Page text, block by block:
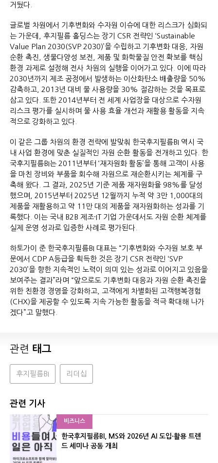
거뒀다.
글로벌 차원에서 기후변화와 수자원 이슈에 대한 리스크가 심화되
는 가운데, 후지필름 홀딩스는 장기 CSR 전략인 ‘Sustainable
Value Plan 2030(SVP 2030)’을 수립하고 기후변화 대응, 자원
순환 촉진, 생물다양성 보전, 제품 및 화학물질 안전 확보를 핵심
환경 과제로 설정해 전사 차원의 실행을 이어가고 있다. 이에 따라
2030년까지 제조 공정에서 발생하는 이산화탄소 배출량을 50%
감축하고, 2013년 대비 물 사용량을 30% 절감하는 것을 목표로
삼고 있다. 또한 2014년부터 전 세계 사업장을 대상으로 수자원
리스크 평가를 실시하며 물 사용 효율 개선과 재활용 활동을 지속
적으로 강화하고 있다.
이 같은 그룹 차원의 환경 전략에 발맞춰 한국후지필름BI 역시 국
내 사업 환경에 맞춘 실질적인 자원 순환 활동을 전개하고 있다. 한
국후지필름BI는 2011년부터 ‘재자원화 활동’을 통해 고객이 사용
을 마친 장비와 부품을 회수해 자원으로 재순환시키는 체계를 구
축해 왔다. 그 결과, 2025년 기준 제품 재자원화율 98%를 달성
했으며, 2015년부터 2025년 12월까지 누적 약 3만 1,000대의
제품을 재활용하고 약 11만 대의 제품을 재자원화하는 성과를 기
록했다. 이는 국내 B2B 제조·IT 기업 가운데서도 자원 순환 체계를
실제 운영 성과로 입증한 사례로 평가된다.
하토가이 준 한국후지필름BI 대표는 “기후변화와 수자원 보호 부
문에서 CDP A등급을 획득한 것은 장기 CSR 전략인 ‘SVP
2030’을 향한 지속적인 노력이 의미 있는 성과로 이어지고 있음을
보여주는 결과”라며 “앞으로도 기후변화 대응과 자원 순환 촉진을
위한 친환경 경영을 강화하고, 고객에게 차별화된 고객행복경험
(CHX)을 제공할 수 있도록 지속 가능한 활동을 적극 확대해 나가
겠다”고 말했다.
관련 태그
후지필름BI 리더십
관련 기사
비즈니스
한국후지필름BI, MS와 2026년 AI 도입·활용 트렌
드 세미나 공동 개최